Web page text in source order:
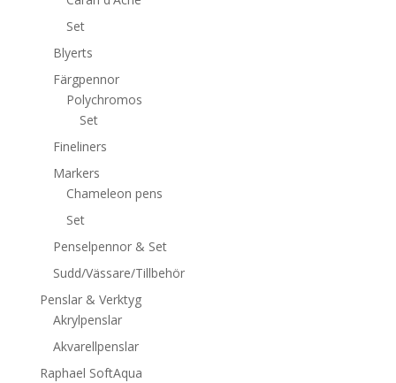
Set
Blyerts
Färgpennor
Polychromos
Set
Fineliners
Markers
Chameleon pens
Set
Penselpennor & Set
Sudd/Vässare/Tillbehör
Penslar & Verktyg
Akrylpenslar
Akvarellpenslar
Raphael SoftAqua